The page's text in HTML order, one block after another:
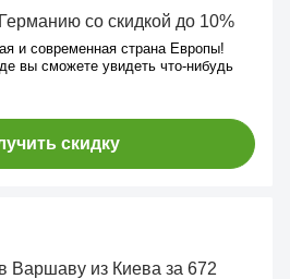
со скидкой до 10%
и современная страна Европы!
вы сможете увидеть что-нибудь
скидку
Варшаву из Киева за 672